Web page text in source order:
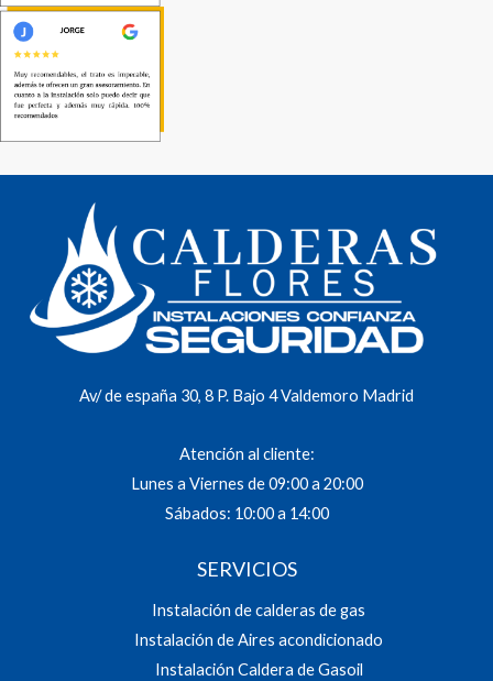
Av/ de españa 30, 8 P. Bajo 4 Valdemoro Madrid
Atención al cliente:
Lunes a Viernes de 09:00 a 20:00
Sábados: 10:00 a 14:00
SERVICIOS
Instalación de calderas de gas
Instalación de Aires acondicionado
Instalación Caldera de Gasoil